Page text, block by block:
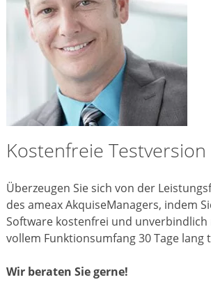
Kostenfreie Testversion
Überzeugen Sie sich von der
des ameax AkquiseManagers, indem
Software kostenfrei und
vollem Funktionsumfang 30 Tage lang
Wir beraten Sie gerne!